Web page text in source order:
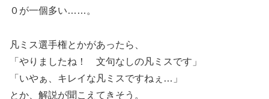
０が一個多い……。
凡ミス選手権とかがあったら、
「やりましたね！ 文句なしの凡ミスです」
「いやぁ、キレイな凡ミスですねぇ…」
とか、解説が聞こえてきそう。